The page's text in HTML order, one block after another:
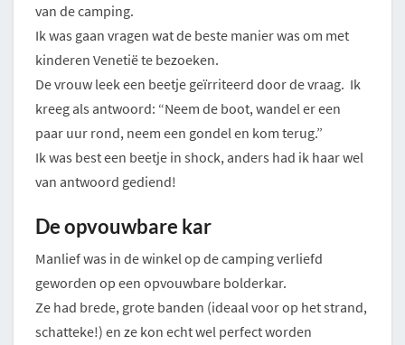
van de camping.
Ik was gaan vragen wat de beste manier was om met
kinderen Venetië te bezoeken.
De vrouw leek een beetje geïrriteerd door de vraag. Ik
kreeg als antwoord: “Neem de boot, wandel er een
paar uur rond, neem een gondel en kom terug.”
Ik was best een beetje in shock, anders had ik haar wel
van antwoord gediend!
De opvouwbare kar
Manlief was in de winkel op de camping verliefd
geworden op een opvouwbare bolderkar.
Ze had brede, grote banden (ideaal voor op het strand,
schatteke!) en ze kon echt wel perfect worden